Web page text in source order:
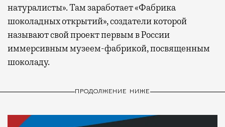
натуралисты». Там заработает «Фабрика
шоколадных открытий», создатели которой
называют свой проект первым в России
иммерсивным музеем-фабрикой, посвященным
шоколаду.
ПРОДОЛЖЕНИЕ НИЖЕ